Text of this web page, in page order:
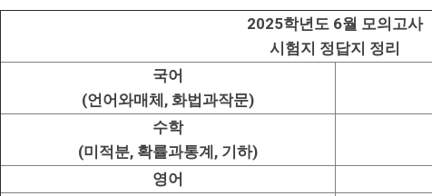
2025학년도 6월 모의고사
시험지 정답지 정리
국어
(언어와매체, 화법과작문)
수학
(미적분, 확률과통계, 기하)
영어